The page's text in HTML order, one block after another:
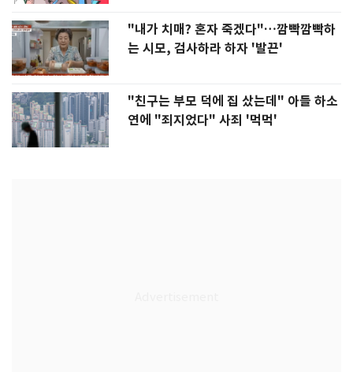
"내가 치매? 혼자 죽겠다"…깜빡깜빡하
는 시모, 검사하라 하자 '발끈'
"친구는 부모 덕에 집 샀는데" 아들 하소
연에 "죄지었다" 사죄 '먹먹'